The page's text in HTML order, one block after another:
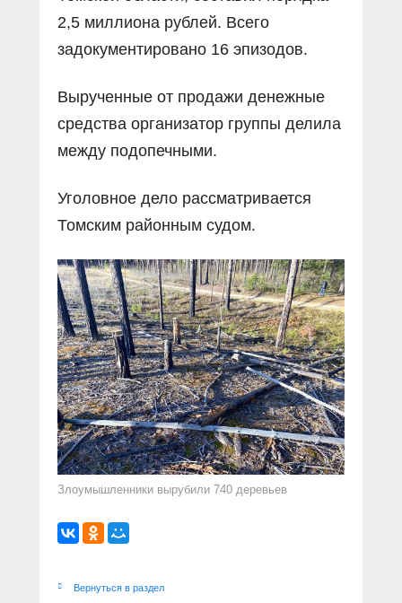
2,5 миллиона рублей. Всего
задокументировано 16 эпизодов.
Вырученные от продажи денежные
средства организатор группы делила
между подопечными.
Уголовное дело рассматривается
Томским районным судом.
Злоумышленники вырубили 740 деревьев
Вернуться в раздел